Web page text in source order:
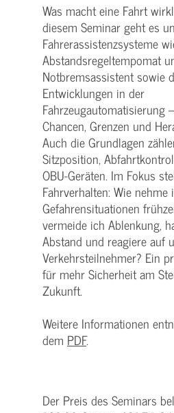
Was macht eine Fahrt
diesem Seminar geht es
Fahrerassistenzsysteme
Abstandsregeltempomat
Notbremsassistent sowie
Entwicklungen in der
Fahrzeugautomatisierung
Chancen, Grenzen und
Auch die Grundlagen
Sitzposition,
OBU-Geräten. Im Fokus
Fahrverhalten: Wie nehme
Gefahrensituationen
vermeide ich Ablenkung,
Abstand und reagiere auf
Verkehrsteilnehmer? Ein
für mehr Sicherheit am
Zukunft.
Weitere Informationen
dem PDF.
Der Preis des Seminars